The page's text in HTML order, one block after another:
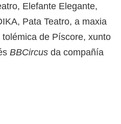
Elefante Elegante,
Pata Teatro, a maxia
de Píscore, xunto
BBCircus da compañía